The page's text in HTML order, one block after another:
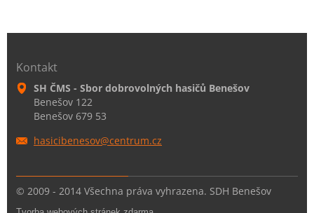
Kontakt
SH ČMS - Sbor dobrovolných hasičů Benešov
Benešov 122
Benešov 679 53
hasicibenesov@centrum.cz
© 2009 - 2014 Všechna práva vyhrazena. SDH Benešov